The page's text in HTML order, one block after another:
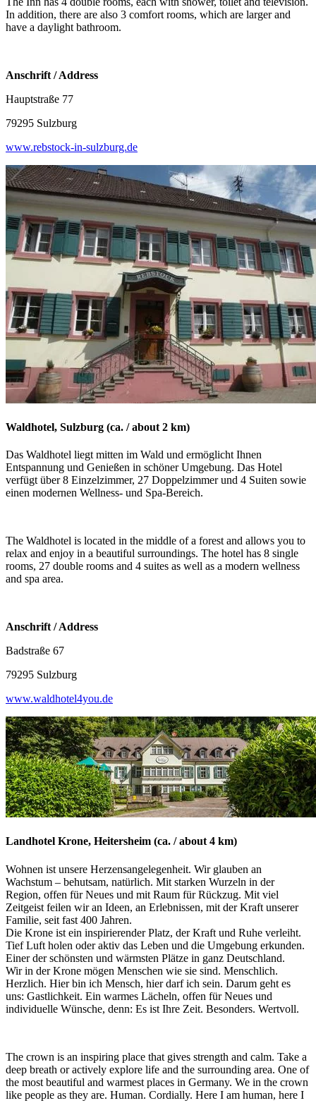
In addition, there are also 3 comfort rooms, which are larger and
have a daylight bathroom.
Anschrift / Address
Hauptstraße 77
79295 Sulzburg
www.rebstock-in-sulzburg.de
Waldhotel, Sulzburg (ca. / about 2 km)
Das Waldhotel liegt mitten im Wald und ermöglicht Ihnen
Entspannung und Genießen in schöner Umgebung. Das Hotel
verfügt über 8 Einzelzimmer, 27 Doppelzimmer und 4 Suiten sowie
einen modernen Wellness- und Spa-Bereich.
The Waldhotel is located in the middle of a forest and allows you to
relax and enjoy in a beautiful surroundings. The hotel has 8 single
rooms, 27 double rooms and 4 suites as well as a modern wellness
and spa area.
Anschrift / Address
Badstraße 67
79295 Sulzburg
www.waldhotel4you.de
Landhotel Krone, Heitersheim (ca. / about 4 km)
Wohnen ist unsere Herzensangelegenheit. Wir glauben an
Wachstum – behutsam, natürlich. Mit starken Wurzeln in der
Region, offen für Neues und mit Raum für Rückzug. Mit viel
Zeitgeist feilen wir an Ideen, an Erlebnissen, mit der Kraft unserer
Familie, seit fast 400 Jahren.
Die Krone ist ein inspirierender Platz, der Kraft und Ruhe verleiht.
Tief Luft holen oder aktiv das Leben und die Umgebung erkunden.
Einer der schönsten und wärmsten Plätze in ganz Deutschland.
Wir in der Krone mögen Menschen wie sie sind. Menschlich.
Herzlich. Hier bin ich Mensch, hier darf ich sein. Darum geht es
uns: Gastlichkeit. Ein warmes Lächeln, offen für Neues und
individuelle Wünsche, denn: Es ist Ihre Zeit. Besonders. Wertvoll.
The crown is an inspiring place that gives strength and calm. Take a
deep breath or actively explore life and the surrounding area. One of
the most beautiful and warmest places in Germany. We in the crown
like people as they are. Human. Cordially. Here I am human, here I